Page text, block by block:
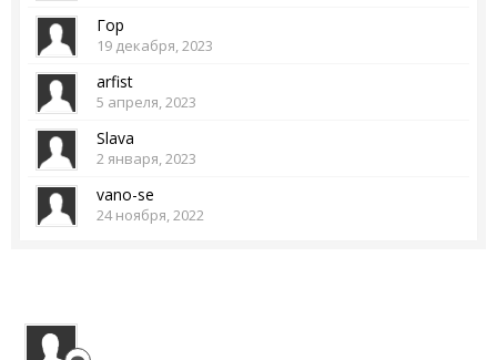
Гор
19 декабря, 2023
arfist
5 апреля, 2023
Slava
2 января, 2023
vano-se
24 ноября, 2022